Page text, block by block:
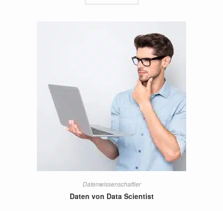
Datenwissenschaftler
Daten von Data Scientist